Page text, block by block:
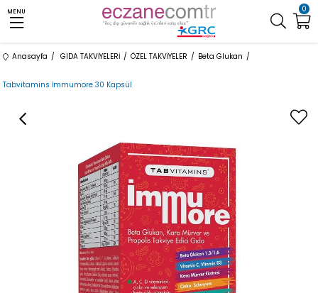
0
MENU
Anasayfa GIDA TAKVİYELERİ ÖZEL TAKVİYELER Beta Glukan
Tabvitamins İmmumore 30 Kapsül